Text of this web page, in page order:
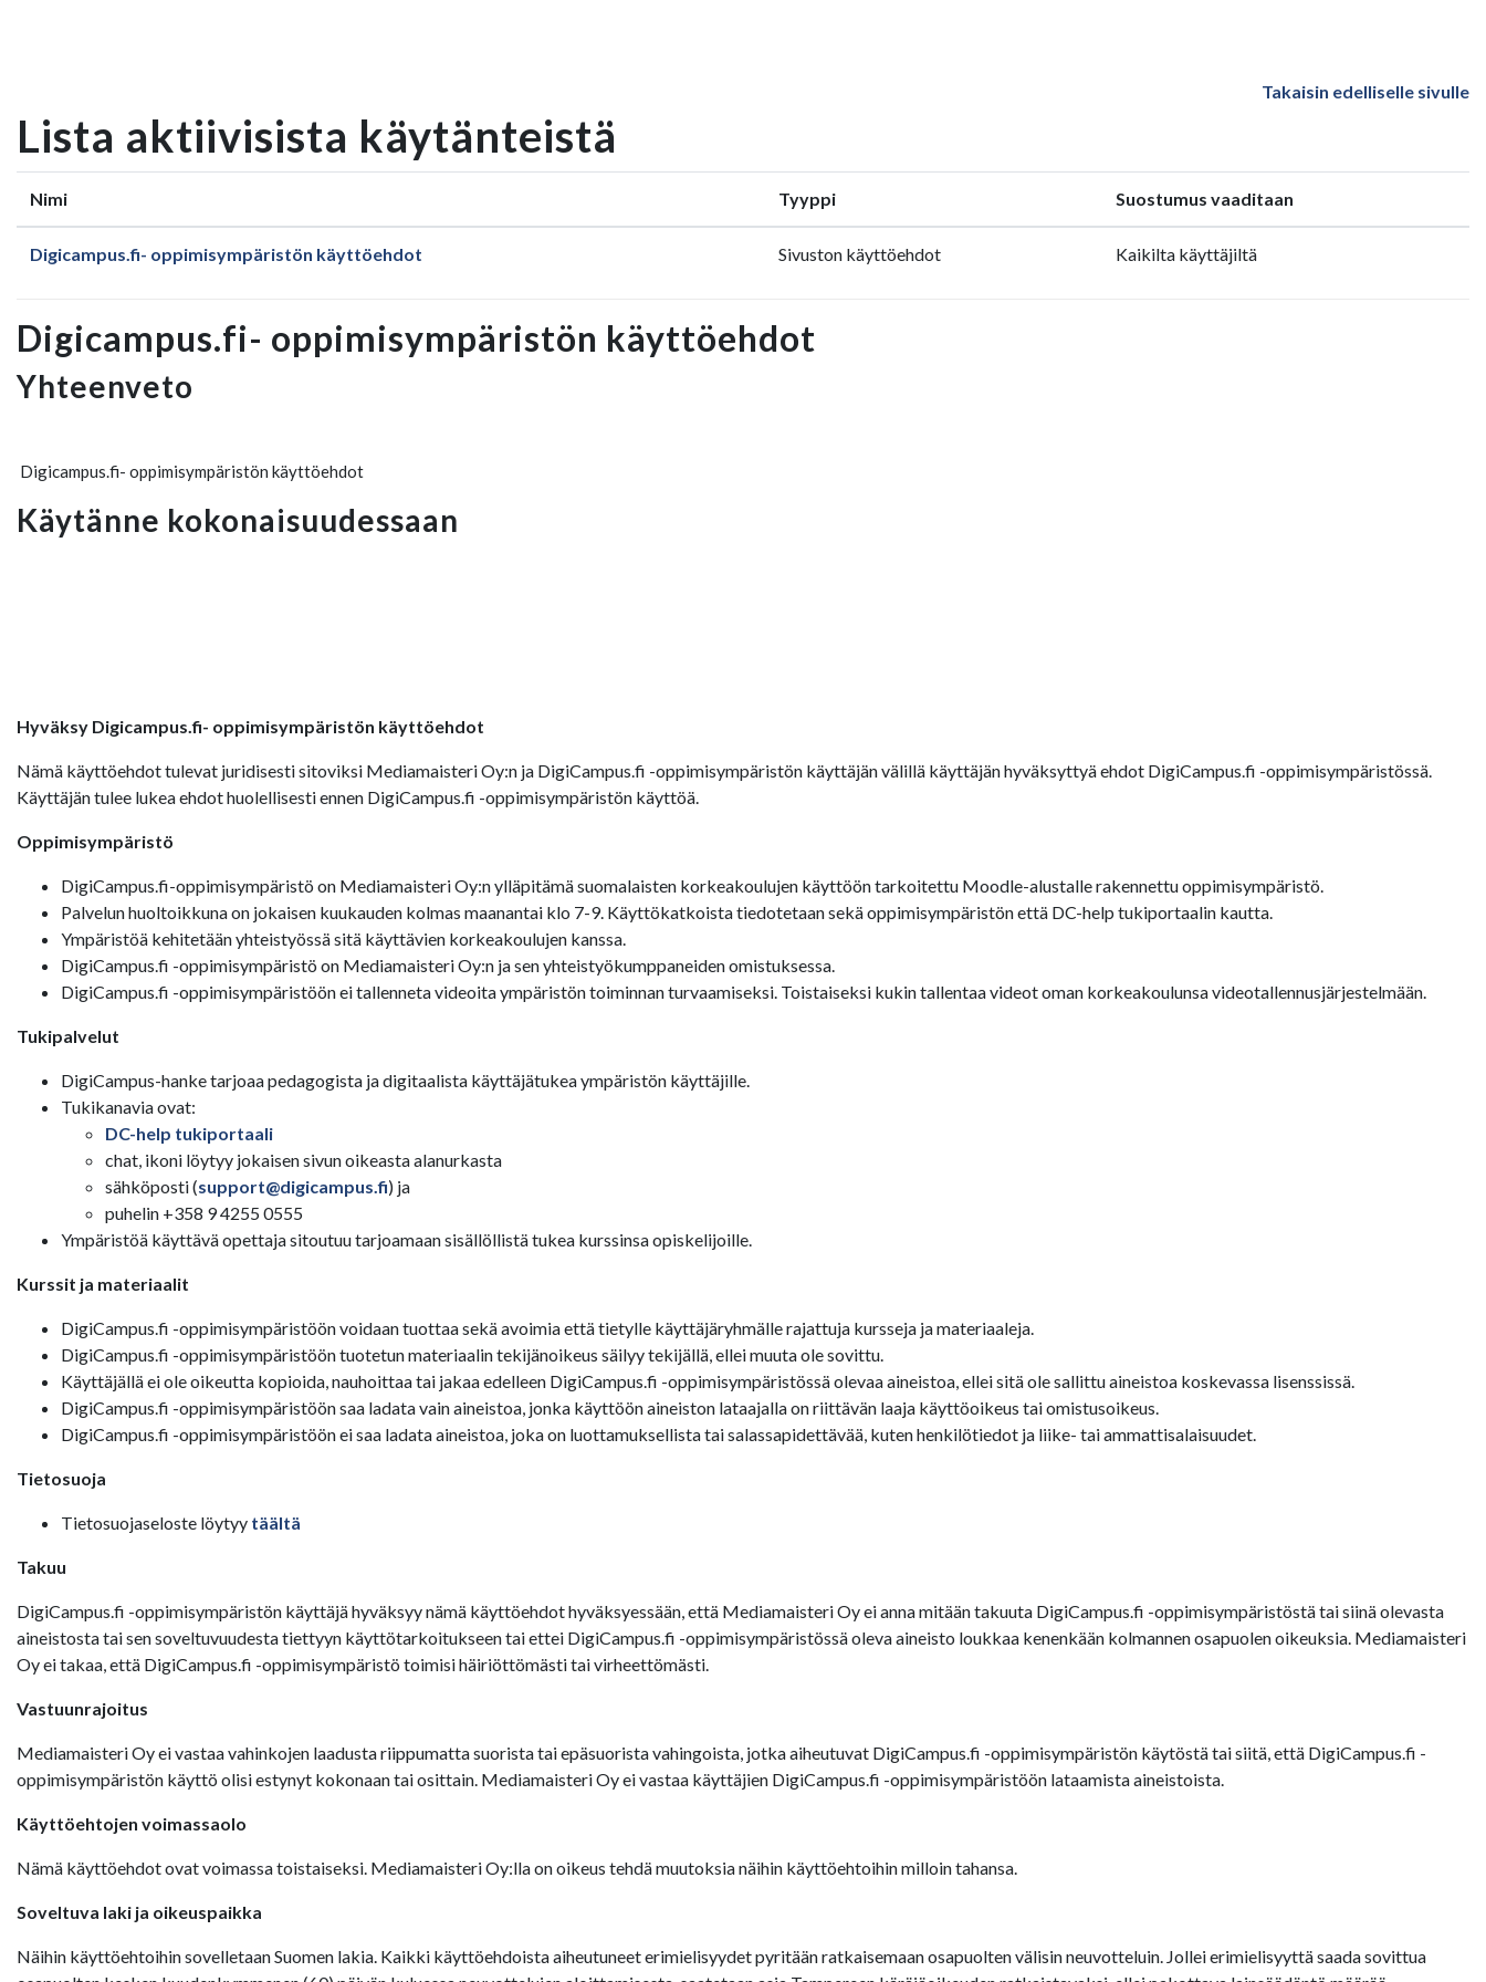
Takaisin edelliselle sivulle
Lista aktiivisista käytänteistä
Nimi Tyyppi Suostumus vaaditaan
Digicampus.fi- oppimisympäristön käyttöehdot Sivuston käyttöehdot Kaikilta käyttäjiltä
Digicampus.fi- oppimisympäristön käyttöehdot
Yhteenveto
Digicampus.fi- oppimisympäristön käyttöehdot
Käytänne kokonaisuudessaan
Hyväksy Digicampus.fi- oppimisympäristön käyttöehdot
Nämä käyttöehdot tulevat juridisesti sitoviksi Mediamaisteri Oy:n ja DigiCampus.fi -oppimisympäristön käyttäjän välillä käyttäjän hyväksyttyä ehdot DigiCampus.fi -oppimisympäristössä.
Käyttäjän tulee lukea ehdot huolellisesti ennen DigiCampus.fi -oppimisympäristön käyttöä.
Oppimisympäristö
DigiCampus.fi-oppimisympäristö on Mediamaisteri Oy:n ylläpitämä suomalaisten korkeakoulujen käyttöön tarkoitettu Moodle-alustalle rakennettu oppimisympäristö.
Palvelun huoltoikkuna on jokaisen kuukauden kolmas maanantai klo 7-9. Käyttökatkoista tiedotetaan sekä oppimisympäristön että DC-help tukiportaalin kautta.
Ympäristöä kehitetään yhteistyössä sitä käyttävien korkeakoulujen kanssa.
DigiCampus.fi -oppimisympäristö on Mediamaisteri Oy:n ja sen yhteistyökumppaneiden omistuksessa.
DigiCampus.fi -oppimisympäristöön ei tallenneta videoita ympäristön toiminnan turvaamiseksi. Toistaiseksi kukin tallentaa videot oman korkeakoulunsa videotallennusjärjestelmään.
Tukipalvelut
DigiCampus-hanke tarjoaa pedagogista ja digitaalista käyttäjätukea ympäristön käyttäjille.
Tukikanavia ovat:
DC-help tukiportaali
chat, ikoni löytyy jokaisen sivun oikeasta alanurkasta
sähköposti (support@digicampus.fi) ja
puhelin +358 9 4255 0555
Ympäristöä käyttävä opettaja sitoutuu tarjoamaan sisällöllistä tukea kurssinsa opiskelijoille.
Kurssit ja materiaalit
DigiCampus.fi -oppimisympäristöön voidaan tuottaa sekä avoimia että tietylle käyttäjäryhmälle rajattuja kursseja ja materiaaleja.
DigiCampus.fi -oppimisympäristöön tuotetun materiaalin tekijänoikeus säilyy tekijällä, ellei muuta ole sovittu.
Käyttäjällä ei ole oikeutta kopioida, nauhoittaa tai jakaa edelleen DigiCampus.fi -oppimisympäristössä olevaa aineistoa, ellei sitä ole sallittu aineistoa koskevassa lisenssissä.
DigiCampus.fi -oppimisympäristöön saa ladata vain aineistoa, jonka käyttöön aineiston lataajalla on riittävän laaja käyttöoikeus tai omistusoikeus.
DigiCampus.fi -oppimisympäristöön ei saa ladata aineistoa, joka on luottamuksellista tai salassapidettävää, kuten henkilötiedot ja liike- tai ammattisalaisuudet.
Tietosuoja
Tietosuojaseloste löytyy täältä
Takuu
DigiCampus.fi -oppimisympäristön käyttäjä hyväksyy nämä käyttöehdot hyväksyessään, että Mediamaisteri Oy ei anna mitään takuuta DigiCampus.fi -oppimisympäristöstä tai siinä olevasta
aineistosta tai sen soveltuvuudesta tiettyyn käyttötarkoitukseen tai ettei DigiCampus.fi -oppimisympäristössä oleva aineisto loukkaa kenenkään kolmannen osapuolen oikeuksia. Mediamaisteri
Oy ei takaa, että DigiCampus.fi -oppimisympäristö toimisi häiriöttömästi tai virheettömästi.
Vastuunrajoitus
Mediamaisteri Oy ei vastaa vahinkojen laadusta riippumatta suorista tai epäsuorista vahingoista, jotka aiheutuvat DigiCampus.fi -oppimisympäristön käytöstä tai siitä, että DigiCampus.fi -
oppimisympäristön käyttö olisi estynyt kokonaan tai osittain. Mediamaisteri Oy ei vastaa käyttäjien DigiCampus.fi -oppimisympäristöön lataamista aineistoista.
Käyttöehtojen voimassaolo
Nämä käyttöehdot ovat voimassa toistaiseksi. Mediamaisteri Oy:lla on oikeus tehdä muutoksia näihin käyttöehtoihin milloin tahansa.
Soveltuva laki ja oikeuspaikka
Näihin käyttöehtoihin sovelletaan Suomen lakia. Kaikki käyttöehdoista aiheutuneet erimielisyydet pyritään ratkaisemaan osapuolten välisin neuvotteluin. Jollei erimielisyyttä saada sovittua